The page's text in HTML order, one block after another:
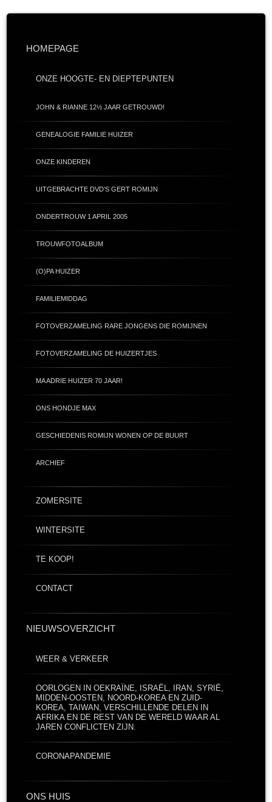
HOMEPAGE
ONZE HOOGTE- EN DIEPTEPUNTEN
JOHN & RIANNE 12½ JAAR GETROUWD!
GENEALOGIE FAMILIE HUIZER
ONZE KINDEREN
UITGEBRACHTE DVD’S GERT ROMIJN
ONDERTROUW 1 APRIL 2005
TROUWFOTOALBUM
(O)PA HUIZER
FAMILIEMIDDAG
FOTOVERZAMELING RARE JONGENS DIE ROMIJNEN
FOTOVERZAMELING DE HUIZERTJES
MA ADRIE HUIZER 70 JAAR!
ONS HONDJE MAX
GESCHIEDENIS ROMIJN WONEN OP DE BUURT
ARCHIEF
ZOMERSITE
WINTERSITE
TE KOOP!
CONTACT
NIEUWSOVERZICHT
WEER & VERKEER
OORLOGEN IN OEKRAÏNE, ISRAËL, IRAN, SYRIË,
MIDDEN-OOSTEN, NOORD-KOREA EN ZUID-
KOREA, TAIWAN, VERSCHILLENDE DELEN IN
AFRIKA EN DE REST VAN DE WERELD WAAR AL
JAREN CONFLICTEN ZIJN.
CORONAPANDEMIE
ONS HUIS